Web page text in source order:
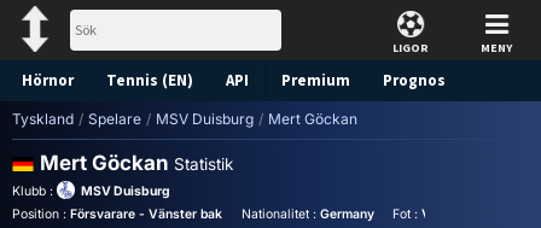
LIGOR MENY
Hörnor Tennis (EN) API Premium Prognos
Tyskland / Spelare / MSV Duisburg / Mert Göckan
Mert Göckan Statistik
Klubb :
MSV Duisburg
Position : Försvarare - Vänster bak Nationalitet : Germany Fot :Vänsterfotad